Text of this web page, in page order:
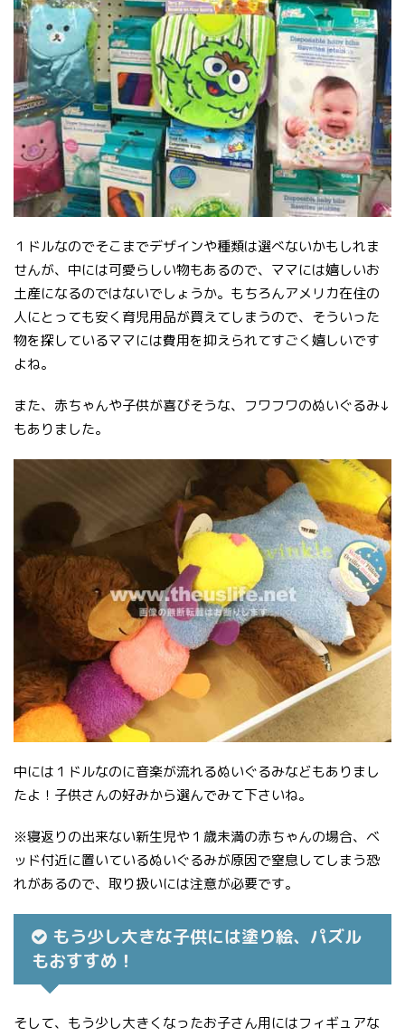
１ドルなのでそこまでデザインや種類は選べないかもしれま
せんが、中には可愛らしい物もあるので、ママには嬉しいお
土産になるのではないでしょうか。もちろんアメリカ在住の
人にとっても安く育児用品が買えてしまうので、そういった
物を探しているママには費用を抑えられてすごく嬉しいです
よね。
また、赤ちゃんや子供が喜びそうな、フワフワのぬいぐるみ↓
もありました。
中には１ドルなのに音楽が流れるぬいぐるみなどもありまし
たよ！子供さんの好みから選んでみて下さいね。
※寝返りの出来ない新生児や１歳未満の赤ちゃんの場合、ベ
ッド付近に置いているぬいぐるみが原因で窒息してしまう恐
れがあるので、取り扱いには注意が必要です。
もう少し大きな子供には塗り絵、パズル
もおすすめ！
そして、もう少し大きくなったお子さん用にはフィギュアな